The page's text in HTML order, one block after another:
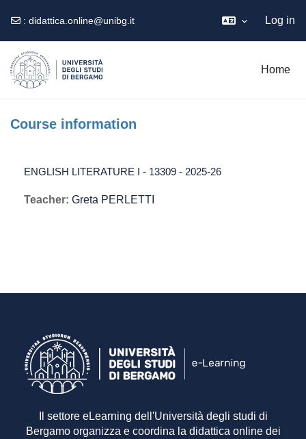
: didattica.online@unibg.it Log in
Home
Course information
ENGLISH LITERATURE I - 13309 - 2025-26
Teacher: Greta PERLETTI
Il settore eLearning dell'Università degli studi di
Bergamo organizza e coordina la didattica online dei